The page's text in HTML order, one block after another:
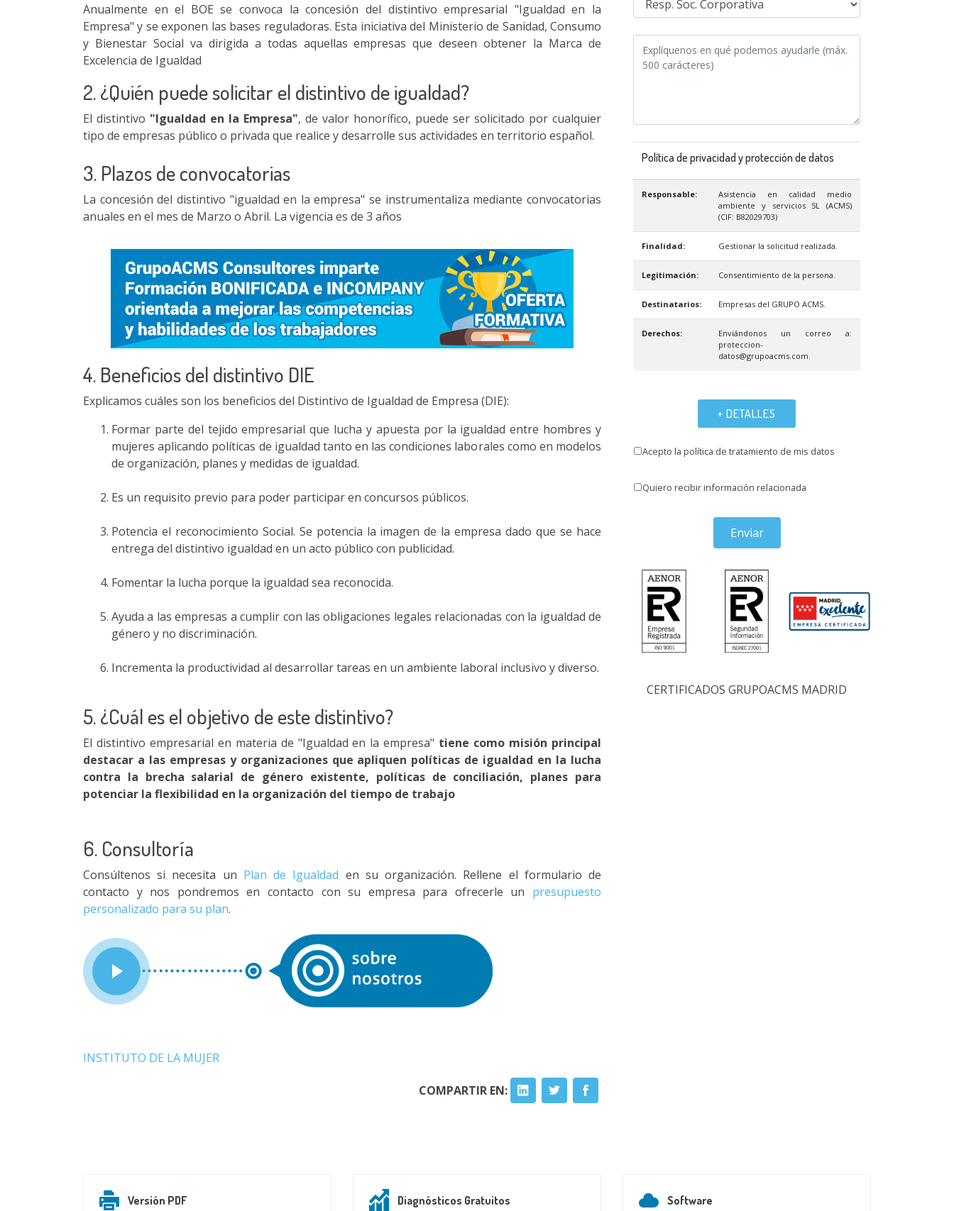
Anualmente en el BOE se convoca la concesión del distintivo empresarial "Igualdad en la
Empresa" y se exponen las bases reguladoras. Esta iniciativa del Ministerio de Sanidad, Consumo
y Bienestar Social va dirigida a todas aquellas empresas que deseen obtener la Marca de
Excelencia de Igualdad
2. ¿Quién puede solicitar el distintivo de igualdad?
El distintivo "Igualdad en la Empresa", de valor honorífico, puede ser solicitado por cualquier
tipo de empresas público o privada que realice y desarrolle sus actividades en territorio español.
3. Plazos de convocatorias
La concesión del distintivo "igualdad en la empresa" se instrumentaliza mediante convocatorias
anuales en el mes de Marzo o Abril. La vigencia es de 3 años
4. Beneficios del distintivo DIE
Explicamos cuáles son los beneficios del Distintivo de Igualdad de Empresa (DIE):
Formar parte del tejido empresarial que lucha y apuesta por la igualdad entre hombres y
mujeres aplicando políticas de igualdad tanto en las condiciones laborales como en modelos
de organización, planes y medidas de igualdad.
Es un requisito previo para poder participar en concursos públicos.
Potencia el reconocimiento Social. Se potencia la imagen de la empresa dado que se hace
entrega del distintivo igualdad en un acto público con publicidad.
Fomentar la lucha porque la igualdad sea reconocida.
Ayuda a las empresas a cumplir con las obligaciones legales relacionadas con la igualdad de
género y no discriminación.
Incrementa la productividad al desarrollar tareas en un ambiente laboral inclusivo y diverso.
5. ¿Cuál es el objetivo de este distintivo?
El distintivo empresarial en materia de "Igualdad en la empresa" tiene como misión principal
destacar a las empresas y organizaciones que apliquen políticas de igualdad en la lucha
contra la brecha salarial de género existente, políticas de conciliación, planes para
potenciar la flexibilidad en la organización del tiempo de trabajo
6. Consultoría
Consúltenos si necesita un Plan de Igualdad en su organización. Rellene el formulario de
contacto y nos pondremos en contacto con su empresa para ofrecerle un presupuesto
personalizado para su plan.
INSTITUTO DE LA MUJER
COMPARTIR EN:
Política de privacidad y protección de datos
Responsable:
Asistencia en calidad medio
ambiente y servicios SL (ACMS)
(CIF: B82029703)
Finalidad: Gestionar la solicitud realizada.
Legitimación: Consentimiento de la persona.
Destinatarios: Empresas del GRUPO ACMS.
Derechos:
Enviándonos un correo a:
proteccion-
datos@grupoacms.com.
+ DETALLES
Acepto la política de tratamiento de mis datos
Quiero recibir información relacionada
Enviar
CERTIFICADOS GRUPOACMS MADRID
Versión PDF Diagnósticos Gratuitos Software